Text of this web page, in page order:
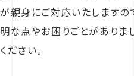
が親身にご対応いたしますの
明な点やお困りごとがありま
ください。